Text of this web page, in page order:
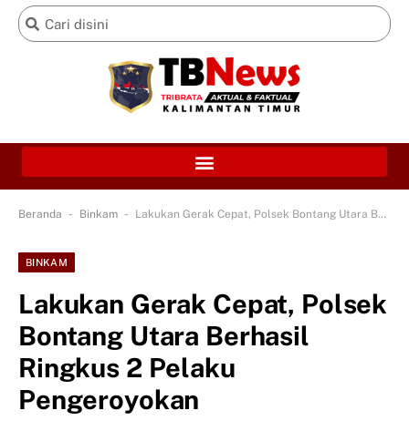
Beranda - Binkam - Lakukan Gerak Cepat, Polsek Bontang Utara Berhasil Ringkus 2 Pelaku Pengeroyokan
BINKAM
Lakukan Gerak Cepat, Polsek
Bontang Utara Berhasil
Ringkus 2 Pelaku
Pengeroyokan